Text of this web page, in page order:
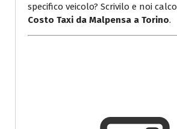
specifico veicolo? Scrivilo e noi
Costo Taxi da Malpensa a Torino.